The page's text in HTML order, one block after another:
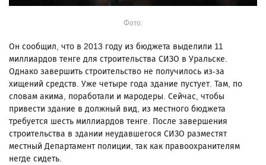
Фото:
Он сообщил, что в 2013 году из бюджета выделили 11
миллиардов тенге для строительства СИЗО в Уральске.
Однако завершить строительство не получилось из-за
хищений средств. Уже четыре года здание пустует. Там, по
словам акима, поработали и мародеры. Сейчас, чтобы
привести здание в должный вид, из местного бюджета
требуется шесть миллиардов тенге. После завершения
строительства в здании неудавшегося СИЗО разместят
местный Департамент полиции, так как правоохранителям
негде сидеть.